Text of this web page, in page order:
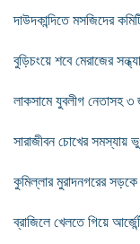
দাউদকান্দিতে মসজিদের
বুড়িচংয়ে শবে মেরাজের
লাকসামে যুবলীগ নেতাসহ
সারাজীবন চোখের সমস্যায়
কুমিল্লার মুরাদনগরের
ব্রাজিলে খেলতে গিয়ে